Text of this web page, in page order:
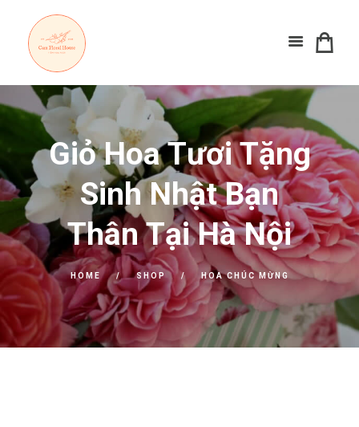
Giỏ Hoa Tươi Tặng
Sinh Nhật Bạn
Thân Tại Hà Nội
HOME SHOP HOA CHÚC MỪNG